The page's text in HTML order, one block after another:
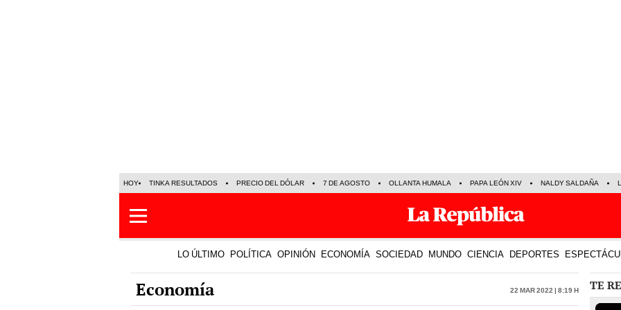
HOY TINKA RESULTADOS PRECIO DEL DÓLAR 7 DE AGOSTO OLLANTA HUMALA PAPA LEÓN XIV NALDY SALDAÑA
LO ÚLTIMO POLÍTICA OPINIÓN ECONOMÍA SOCIEDAD MUNDO CIENCIA DEPORTES
Economía 22 Mar 2022 | 8:19 h TE